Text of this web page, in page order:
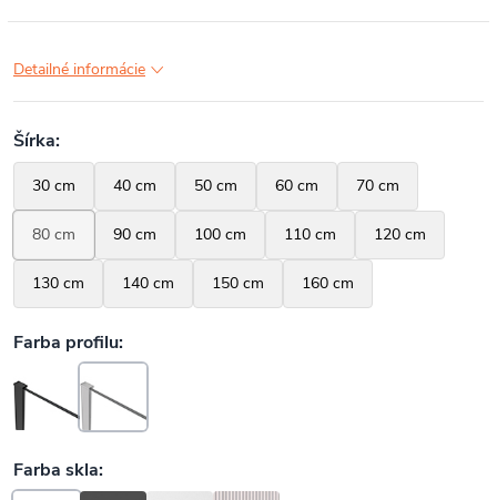
Detailné informácie